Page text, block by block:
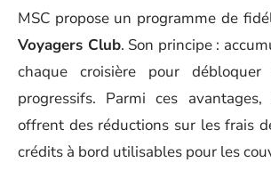
MSC propose un programme de
Voyagers Club. Son principe :
chaque croisière pour débloquer
progressifs. Parmi ces
offrent des réductions sur les frais
crédits à bord utilisables pour les